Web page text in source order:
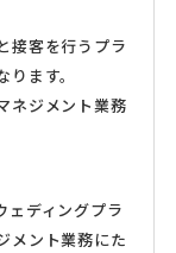
接客を行うプラ
ます。
ネジメント業務
ェディングプラ
メント業務にた